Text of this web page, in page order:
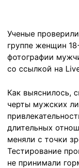
Ученые
группе женщин
фотографии
со ссылкой на
Как выяснилось,
черты мужских
длительных
меняли с точки
Тестирование
не принимали